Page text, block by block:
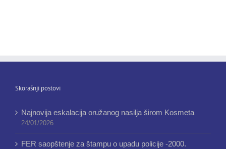
Skorašnji postovi
Najnovija eskalacija oružanog nasilja širom Kosmeta
24/01/2026
FER saopštenje za štampu o upadu policije -2000.